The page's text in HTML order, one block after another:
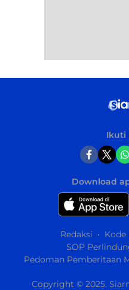
Ikuti
Download
Redaksi
Kode
SOP
Pedoman Pemberitaan
Copyright © 2025.